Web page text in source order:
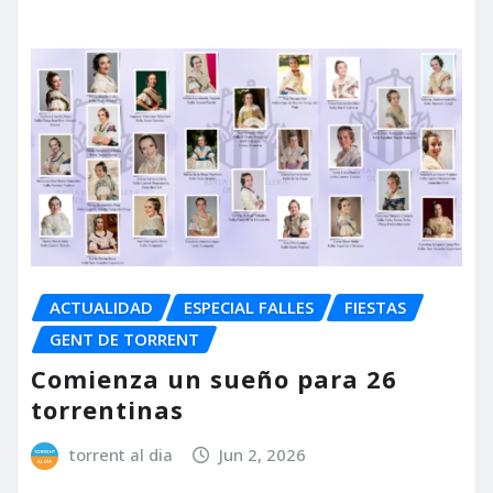
ACTUALIDAD ESPECIAL FALLES
FIESTAS
GENT DE TORRENT
Comienza un sueño para 26
torrentinas
torrent al dia Jun 2, 2026